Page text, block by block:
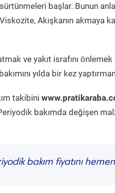
başlar. Bunun
Akışkanın akmaya
ve yakıt israfını önlemek
yılda bir kez
takibini
bakımda değişen
bakım fiyatını